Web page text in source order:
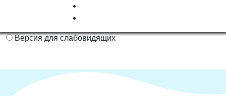
Версия для слабовидящих